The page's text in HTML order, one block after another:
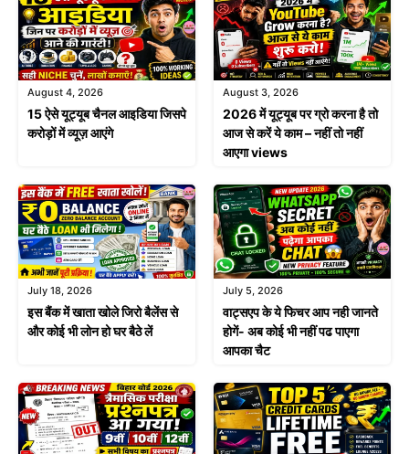
August 4, 2026
15 ऐसे यूट्यूब चैनल आइडिया जिसपे
करोड़ों में व्यूज़ आएंगे
August 3, 2026
2026 में यूट्यूब पर ग्रो करना है तो
आज से करें ये काम – नहीं तो नहीं
आएगा views
July 18, 2026
इस बैंक में खाता खोले जिरो बैलेंस से
और कोई भी लोन हो घर बैठे लें
July 5, 2026
वाट्सएप के ये फिचर आप नही जानते
होगें- अब कोई भी नहीं पढ पाएगा
आपका चैट